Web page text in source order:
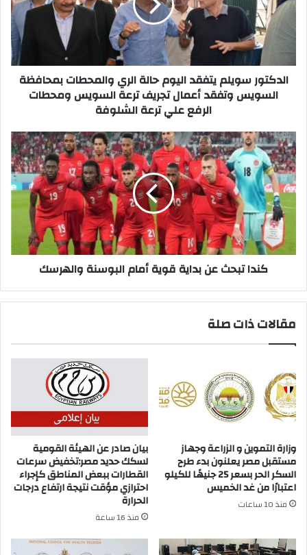
حالة
الري
والمحطات
بمحافظة
السويس
وتفقد
أعمال
السويس
ومحطات
الرفع
علي
ترعة
الشلوفة
الدكتور سويلم يتفقد اليوم حالة الري والمحطات بمحافظة
السويس وتفقد أعمال تجريف ترعة السويس ومحطات
الرفع علي ترعة الشلوفة
كندا
تبحث
عن
بداية
قوية
أمام
البوسنة
والهرسك
كندا تبحث عن بداية قوية أمام البوسنة والهرسك
مقالات ذات صلة
وزارة التموين و الزراعة وجهاز
مستقبل مصر يعلنون بدء طرح
السكر الحر بسعر 25 جنيهًا للكيلو
اعتبارًا من غد الخميس
منذ 10 ساعات
بيان صادر عن الهيئة القومية
لسكك حديد مصر:تخفيض سرعات
القطارات ببعض المناطق كإجراء
احترازي مؤقت نتيجة ارتفاع درجات
الحرارة
منذ 16 ساعة